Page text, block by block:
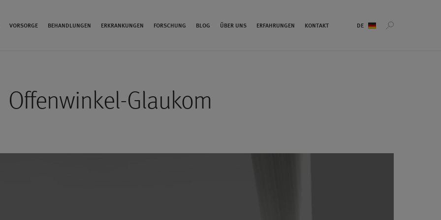
VORSORGE BEHANDLUNGEN ERKRANKUNGEN FORSCHUNG BLOG ÜBER UNS ERFAHRUNGEN KONTAKT
Offenwinkel-Glaukom